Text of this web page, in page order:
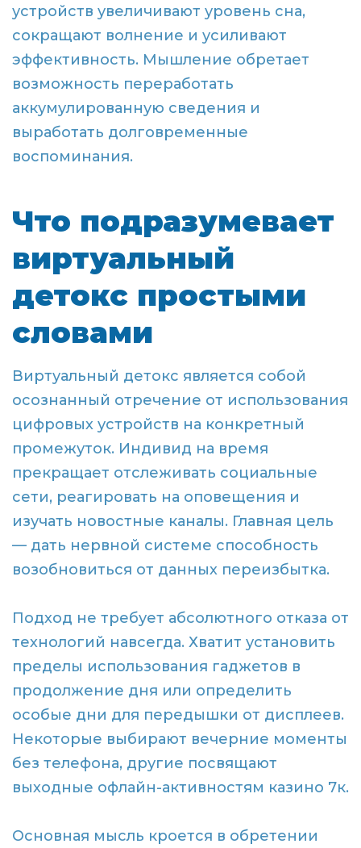
устройств увеличивают уровень сна,
сокращают волнение и усиливают
эффективность. Мышление обретает
возможность переработать
аккумулированную сведения и
выработать долговременные
воспоминания.
Что подразумевает
виртуальный
детокс простыми
словами
Виртуальный детокс является собой
осознанный отречение от использования
цифровых устройств на конкретный
промежуток. Индивид на время
прекращает отслеживать социальные
сети, реагировать на оповещения и
изучать новостные каналы. Главная цель
— дать нервной системе способность
возобновиться от данных переизбытка.
Подход не требует абсолютного отказа от
технологий навсегда. Хватит установить
пределы использования гаджетов в
продолжение дня или определить
особые дни для передышки от дисплеев.
Некоторые выбирают вечерние моменты
без телефона, другие посвящают
выходные офлайн-активностям казино 7к.
Основная мысль кроется в обретении